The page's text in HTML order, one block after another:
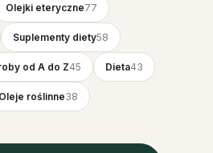
Olejki eteryczne77
Suplementy diety58
od A do Z45 Dieta43
Oleje roślinne38